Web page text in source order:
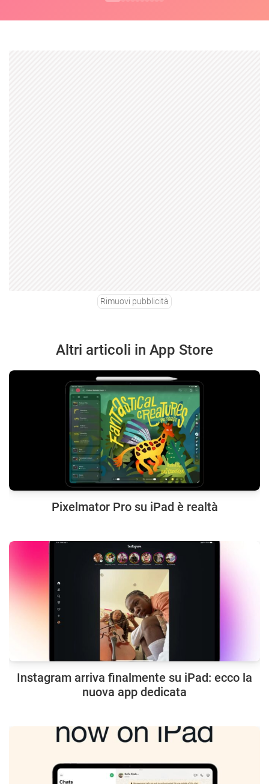
Rimuovi pubblicità
Altri articoli in App Store
Pixelmator Pro su iPad è realtà
Instagram arriva finalmente su iPad: ecco la
nuova app dedicata